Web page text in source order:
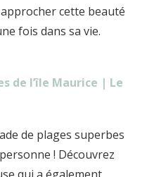
cette beauté
fois dans sa vie.
de l’île Maurice | Le
de plages superbes
! Découvrez